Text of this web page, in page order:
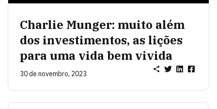
Charlie Munger: muito além
dos investimentos, as lições
para uma vida bem vivida
30 de novembro, 2023